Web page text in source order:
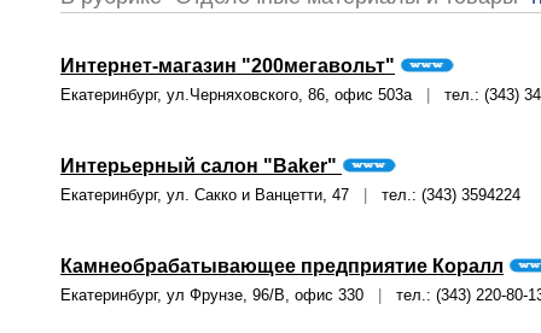
Интернет-магазин "200мегавольт"
Екатеринбург, ул.Черняховского, 86, офис 503а тел.: (343)
Интерьерный салон "Baker"
Екатеринбург, ул. Сакко и Ванцетти, 47 тел.: (343) 3594224
Камнеобрабатывающее предприятие Коралл
Екатеринбург, ул Фрунзе, 96/В, офис 330 тел.: (343) 220-80-